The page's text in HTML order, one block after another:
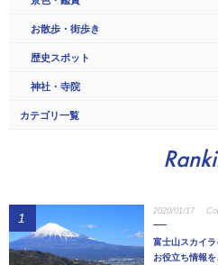
お散歩・街歩き
歴史スポット
神社・寺院
カテゴリ一覧
1 2020/01/17
富士山スカイ
お役立ち情報を